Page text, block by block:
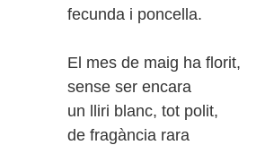
fecunda i poncella.
El mes de maig ha florit,
sense ser encara
un lliri blanc, tot polit,
de fragància rara